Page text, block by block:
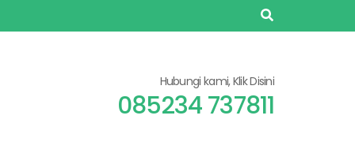
Hubungi kami, Klik Disini
085234 737811